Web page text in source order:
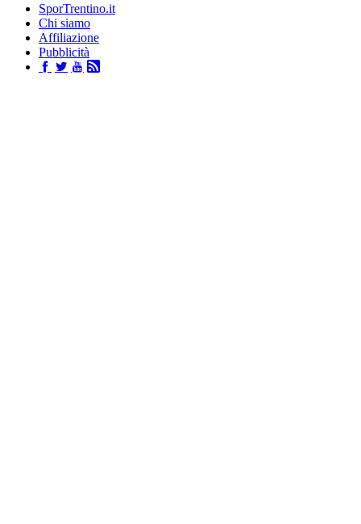
SporTrentino.it
Chi siamo
Affiliazione
Pubblicità